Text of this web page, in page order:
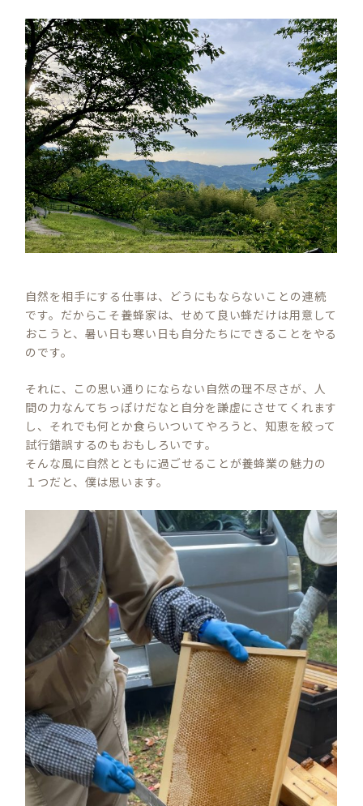
自然を相手にする仕事は、どうにもならないことの連続
です。だからこそ養蜂家は、せめて良い蜂だけは用意して
おこうと、暑い日も寒い日も自分たちにできることをやる
のです。
それに、この思い通りにならない自然の理不尽さが、人
間の力なんてちっぽけだなと自分を謙虚にさせてくれます
し、それでも何とか食らいついてやろうと、知恵を絞って
試行錯誤するのもおもしろいです。
そんな風に自然とともに過ごせることが養蜂業の魅力の
１つだと、僕は思います。